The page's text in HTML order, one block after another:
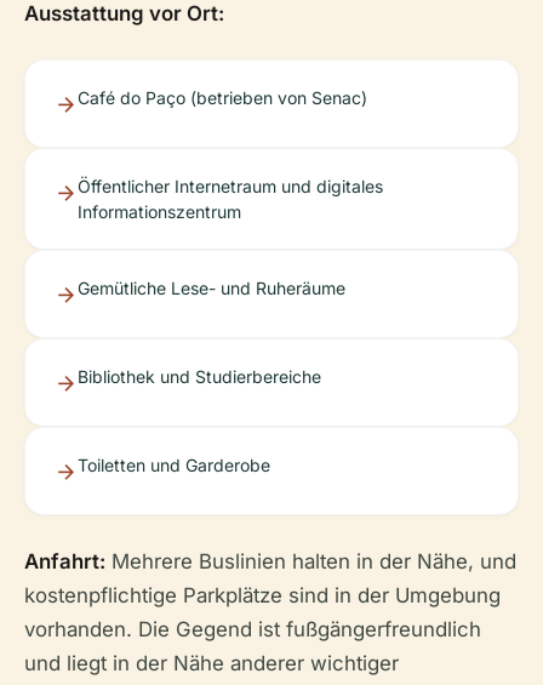
Ausstattung vor Ort:
Café do Paço (betrieben von Senac)
Öffentlicher Internetraum und digitales
Informationszentrum
Gemütliche Lese- und Ruheräume
Bibliothek und Studierbereiche
Toiletten und Garderobe
Anfahrt: Mehrere Buslinien halten in der Nähe, und
kostenpflichtige Parkplätze sind in der Umgebung
vorhanden. Die Gegend ist fußgängerfreundlich
und liegt in der Nähe anderer wichtiger